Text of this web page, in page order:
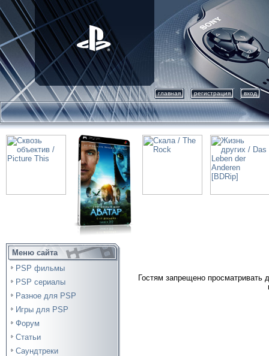
главная регистрация вход
Меню сайта
PSP фильмы
PSP сериалы
Разное для PSP
Игры для PSP
Форум
Статьи
Саундтреки
Гостям запрещено просматривать